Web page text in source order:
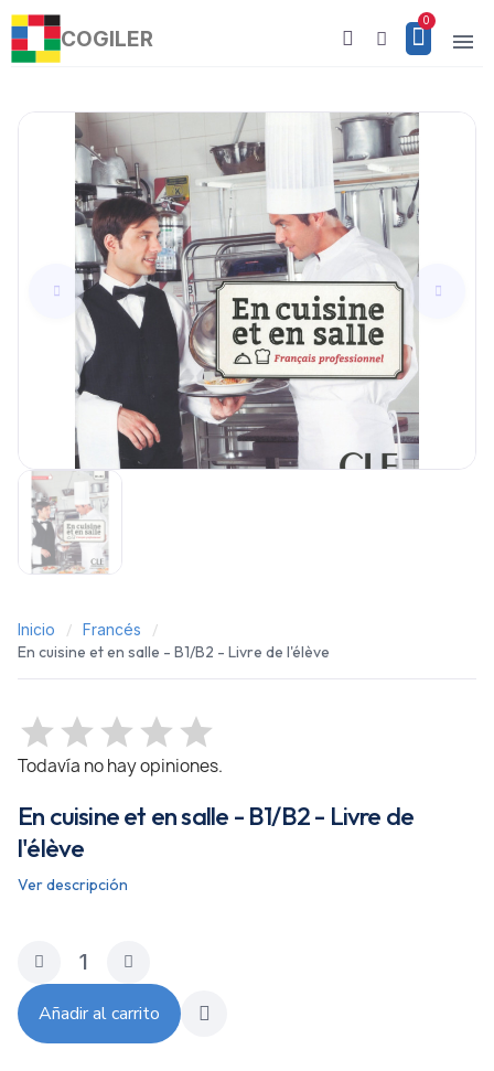
COGILER
Inicio Francés
En cuisine et en salle - B1/B2 - Livre de l'élève
Todavía no hay opiniones.
En cuisine et en salle - B1/B2 - Livre de
l'élève
Ver descripción
Añadir al carrito